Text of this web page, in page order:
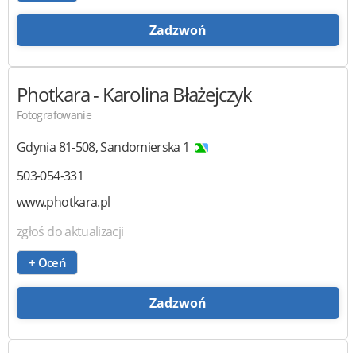
Zadzwoń
Photkara- Karolina Błażejczyk
Fotografowanie
Gdynia81-508,Sandomierska 1
503-054-331
www.photkara.pl
zgłoś do aktualizacji
+ Oceń
Zadzwoń